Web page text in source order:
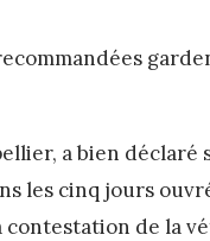
a bien déclaré
les cinq jours
contestation de la